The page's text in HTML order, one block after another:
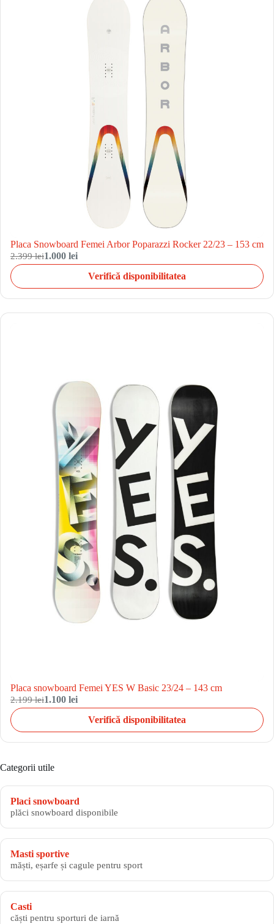
Placa Snowboard Femei Arbor Poparazzi Rocker 22/23 – 153 cm
2.399 lei1.000 lei
Verifică disponibilitatea
Placa snowboard Femei YES W Basic 23/24 – 143 cm
2.199 lei1.100 lei
Verifică disponibilitatea
Categorii utile
Placi snowboard
plăci snowboard disponibile
Masti sportive
măști, eșarfe și cagule pentru sport
Casti
căști pentru sporturi de iarnă